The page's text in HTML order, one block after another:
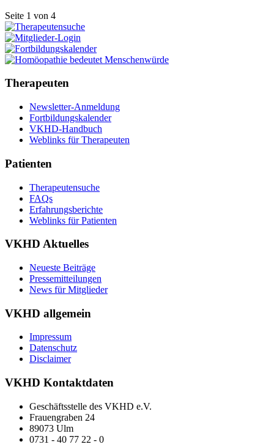
Seite 1 von 4
Therapeuten
Newsletter-Anmeldung
Fortbildungskalender
VKHD-Handbuch
Weblinks für Therapeuten
Patienten
Therapeutensuche
FAQs
Erfahrungsberichte
Weblinks für Patienten
VKHD Aktuelles
Neueste Beiträge
Pressemitteilungen
News für Mitglieder
VKHD allgemein
Impressum
Datenschutz
Disclaimer
VKHD Kontaktdaten
Geschäftsstelle des VKHD e.V.
Frauengraben 24
89073 Ulm
0731 - 40 77 22 - 0